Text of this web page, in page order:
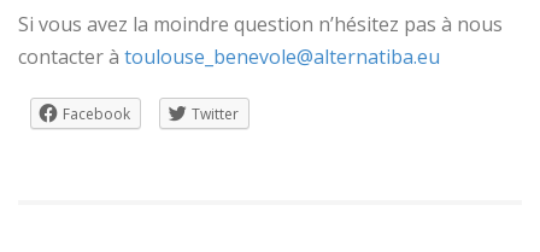
Si vous avez la moindre question n’hésitez pas à nous
contacter à toulouse_benevole@alternatiba.eu
Facebook Twitter